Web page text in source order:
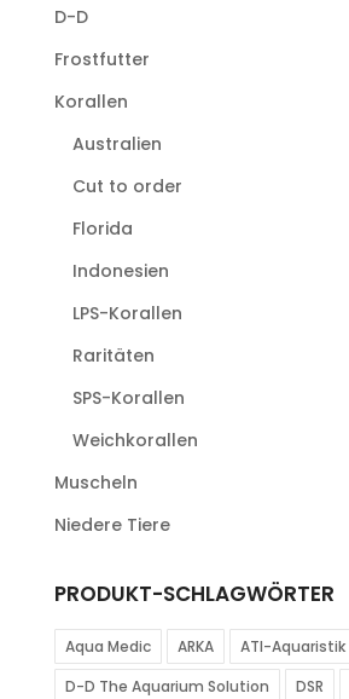
D-D
Frostfutter
Korallen
Australien
Cut to order
Florida
Indonesien
LPS-Korallen
Raritäten
SPS-Korallen
Weichkorallen
Muscheln
Niedere Tiere
PRODUKT-SCHLAGWÖRTER
Aqua Medic ARKA ATI-Aquaristik
D-D The Aquarium Solution
DSR